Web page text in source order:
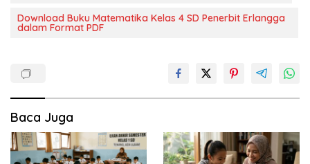
Download Buku Matematika Kelas 4 SD Penerbit Erlangga
dalam Format PDF
Baca Juga